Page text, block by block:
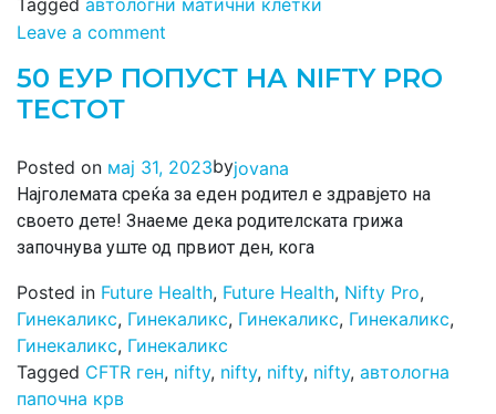
Leave a comment
50 ЕУР ПОПУСТ НА NIFTY PRO
ТЕСТОТ
Posted on мај 31, 2023byjovana
Најголемата среќа за еден родител е здравјето на
своето дете! Знаеме дека родителската грижа
започнува уште од првиот ден, кога
Posted in Future Health, Future Health, Nifty Pro,
Гинекаликс, Гинекаликс, Гинекаликс, Гинекаликс,
Гинекаликс, Гинекаликс
Tagged CFTR ген, nifty, nifty, nifty, nifty, автологна
папочна крв